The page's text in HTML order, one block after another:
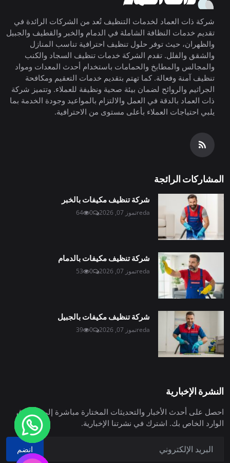
شركة ذات العماد لخدمات التنظيف تُعد من الشركات الرائدة في
تقديم خدمات النظافة الشاملة في الدمام والخبر والقطيف والجبيل
والظهران، حيث توفر حلول تنظيف احترافية تناسب المنازل
والشقق والفلل. تقدم الشركة خدمات تنظيف السجاد والكنب
والمجالس والمطابخ والحمامات باستخدام أحدث المعدات ومواد
تنظيف آمنة وفعالة. كما تهتم بتقديم خدمات التعقيم ومكافحة
الجراثيم والروائح لضمان بيئة صحية ونظيفة للعملاء. وتتميز شركة
ذات العماد بالدقة في العمل والالتزام بالمواعيد وجودة الخدمة بما
يلبي احتياجات العملاء بأعلى مستوى من الاحترافية.
المشاركات الرائجة
شركة تنظيف مكيفات بالخبر
redaتموز 07, 2026 0
64
شركة تنظيف مكيفات بالدمام
redaتموز 07, 2026 0
53
شركة تنظيف مكيفات بالجبيل
redaتموز 07, 2026 0
39
النشرة الإخبارية
احصل على أحدث الأخبار والتحديثات المختارة مباشرة إلى صندوق
الوارد الخاص بك. اشترك في نشرتنا الإخبارية.
انضم